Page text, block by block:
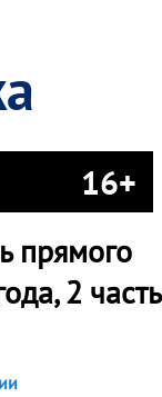
16+
прямого
2 часть